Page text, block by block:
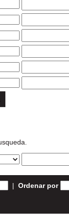
| Ordenar por